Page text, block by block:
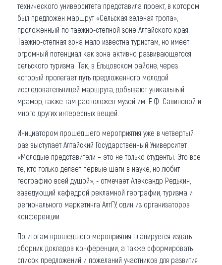
технического университета представила проект, в котором
был предложен маршрут «Сельская зеленая тропа»,
проложенный по таежно-степной зоне Алтайского края.
Таежно-степная зона мало известна туристам, но имеет
огромный потенциал как зона активно развивающегося
сельского туризма. Так, в Ельцовском районе, через
который пролегает путь предложенного молодой
исследовательницей маршрута, добывают уникальный
мрамор, также там расположен музей им. Е.Ф. Савиновой и
много других интересных вещей.
Инициатором прошедшего мероприятия уже в четвертый
раз выступает Алтайский Государственный Университет.
«Молодые представители – это не только студенты. Это все
те, кто только делает первые шаги в науке, но любит
географию всей душой», - отмечает Александр Редькин,
заведующий кафедрой рекламной географии, туризма и
регионального маркетинга АлтГУ, один из организаторов
конференции.
По итогам прошедшего мероприятия планируется издать
сборник докладов конференции, а также сформировать
список предложений и пожеланий участников для развития